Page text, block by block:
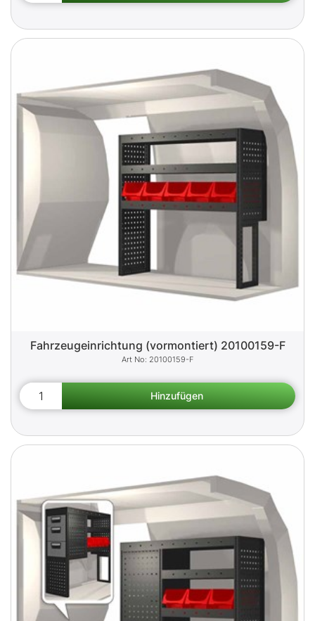
Fahrzeugeinrichtung (vormontiert) 20100159-F
20100159-F